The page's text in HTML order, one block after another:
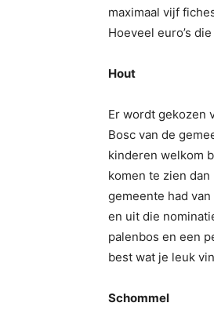
maximaal vijf
Hoeveel euro’s
Hout
Er wordt gekozen
Bosc van de
kinderen welkom
komen te zien
gemeente had
en uit die
palenbos en een
best wat je leuk
Schommel